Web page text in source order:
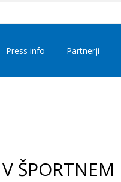
Press info Partnerji
ŠPORTNEM